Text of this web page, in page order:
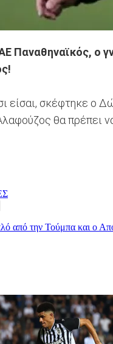
Παναθηναϊκός, ο
είσαι, σκέφτηκε ο
θα πρέπει
από την Τούμπα και ο